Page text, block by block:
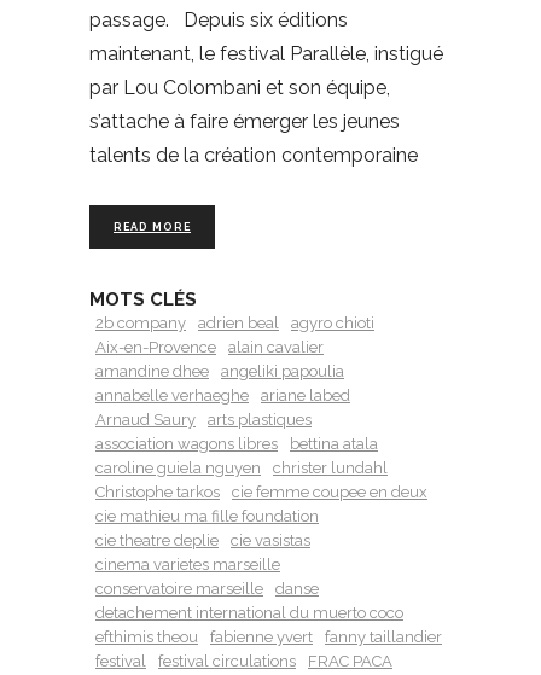
passage. Depuis six éditions
maintenant, le festival Parallèle, instigué
par Lou Colombani et son équipe,
s’attache à faire émerger les jeunes
talents de la création contemporaine
READ MORE
MOTS CLÉS
2b company adrien beal
agyro chioti
Aix-en-Provence
alain cavalier
amandine dhee
angeliki papoulia
annabelle verhaeghe
ariane labed
Arnaud Saury
arts plastiques
association wagons libres
bettina atala
caroline guiela nguyen
christer lundahl
Christophe tarkos
cie femme coupee en deux
cie mathieu ma fille foundation
cie theatre deplie
cie vasistas
cinema varietes marseille
conservatoire marseille
danse
detachement international du muerto coco
efthimis theou
fabienne yvert
fanny taillandier
festival
festival circulations
FRAC PACA